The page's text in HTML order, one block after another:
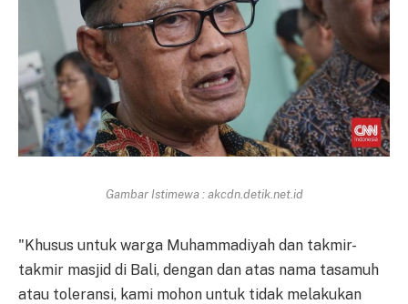
Gambar Istimewa : akcdn.detik.net.id
"Khusus untuk warga Muhammadiyah dan takmir-
takmir masjid di Bali, dengan dan atas nama tasamuh
atau toleransi, kami mohon untuk tidak melakukan